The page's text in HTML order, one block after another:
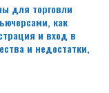
для торговли
как
и вход в
и недостатки,